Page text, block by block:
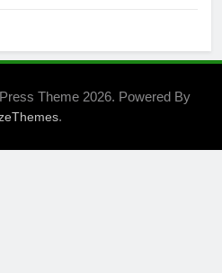
Theme 2026. Powered By
.